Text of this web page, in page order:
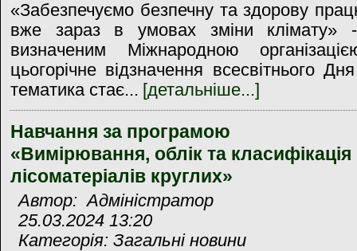
«Забезпечуємо безпечну та здорову
вже зараз в умовах зміни клімату»
визначеним Міжнародною
цьогорічне відзначення всесвітнього
тематика стає... [детальніше...]
Навчання за програмою
«Вимірювання, облік та класифікація
лісоматеріалів круглих»
Автор: Адміністратор
25.03.2024 13:20
Категорія: Загальні новини